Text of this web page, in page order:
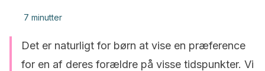
7 minutter
Det er naturligt for børn at vise en præference
for en af deres forældre på visse tidspunkter. Vi